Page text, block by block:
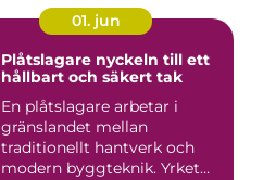
01. jun
Plåtslagare nyckeln till ett
hållbart och säkert tak
En plåtslagare arbetar i
gränslandet mellan
traditionellt hantverk och
modern byggteknik. Yrket